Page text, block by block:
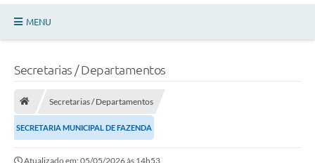
MENU
Secretarias / Departamentos
Secretarias / Departamentos
SECRETARIA MUNICIPAL DE FAZENDA
Atualizado em: 05/05/2026 às 14h53